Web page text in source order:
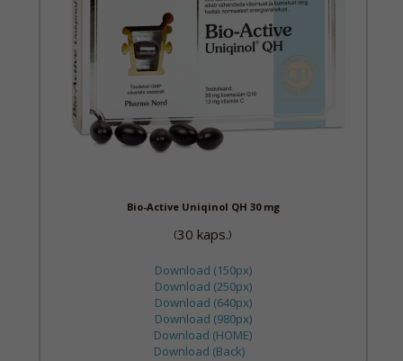
Bio-Active Uniqinol QH 30 mg
(30 kaps.)
Download (150px)
Download (250px)
Download (640px)
Download (980px)
Download (HOME)
Download (Back)